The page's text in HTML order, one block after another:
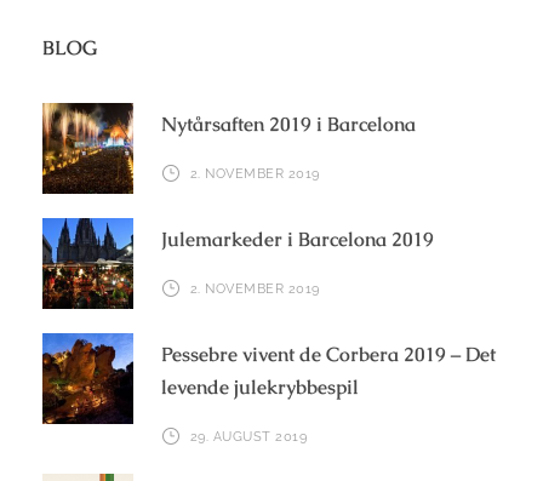
BLOG
Nytårsaften 2019 i Barcelona
2. NOVEMBER 2019
Julemarkeder i Barcelona 2019
2. NOVEMBER 2019
Pessebre vivent de Corbera 2019 – Det
levende julekrybbespil
29. AUGUST 2019